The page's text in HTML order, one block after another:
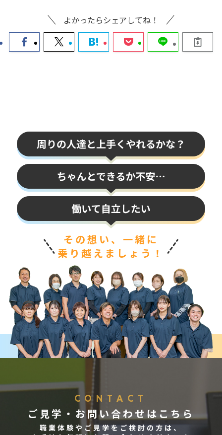
よかったらシェアしてね！
その想い、一緒に
乗り越えましょう！
CONTACT
ご見学・お問い合わせはこちら
職業体験やご見学をご検討の方は、